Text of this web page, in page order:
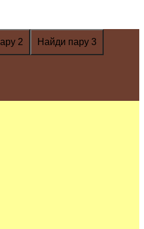
2 Найди пару 3